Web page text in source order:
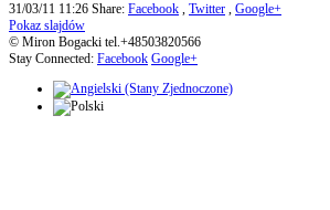
31/03/11 11:26 Share: Facebook , Twitter , Google+
Pokaz slajdów
© Miron Bogacki tel.+48503820566
Stay Connected: Facebook Google+